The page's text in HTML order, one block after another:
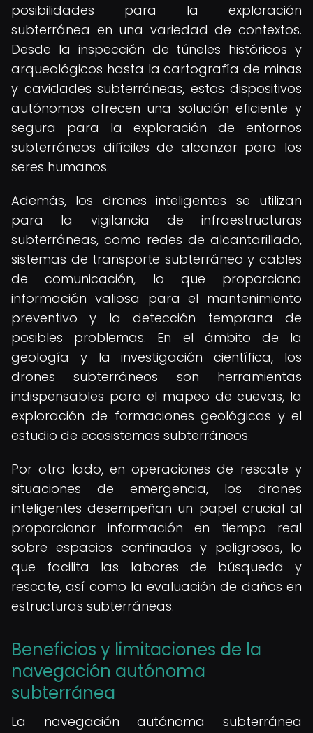
posibilidades para la exploración
subterránea en una variedad de contextos.
Desde la inspección de túneles históricos y
arqueológicos hasta la cartografía de minas
y cavidades subterráneas, estos dispositivos
autónomos ofrecen una solución eficiente y
segura para la exploración de entornos
subterráneos difíciles de alcanzar para los
seres humanos.
Además, los drones inteligentes se utilizan
para la vigilancia de infraestructuras
subterráneas, como redes de alcantarillado,
sistemas de transporte subterráneo y cables
de comunicación, lo que proporciona
información valiosa para el mantenimiento
preventivo y la detección temprana de
posibles problemas. En el ámbito de la
geología y la investigación científica, los
drones subterráneos son herramientas
indispensables para el mapeo de cuevas, la
exploración de formaciones geológicas y el
estudio de ecosistemas subterráneos.
Por otro lado, en operaciones de rescate y
situaciones de emergencia, los drones
inteligentes desempeñan un papel crucial al
proporcionar información en tiempo real
sobre espacios confinados y peligrosos, lo
que facilita las labores de búsqueda y
rescate, así como la evaluación de daños en
estructuras subterráneas.
Beneficios y limitaciones de la
navegación autónoma
subterránea
La navegación autónoma subterránea